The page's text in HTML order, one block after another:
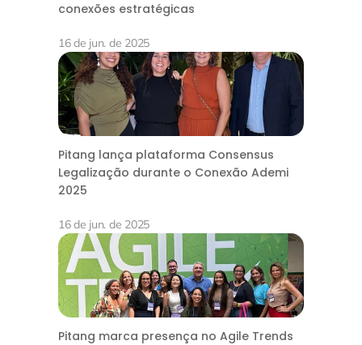
conexões estratégicas
16 de jun. de 2025
Pitang lança plataforma Consensus
Legalização durante o Conexão Ademi
2025
16 de jun. de 2025
Pitang marca presença no Agile Trends